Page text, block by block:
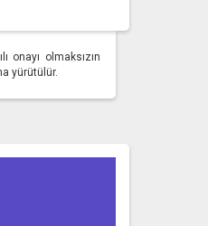
onayı olmaksızın
yürütülür.